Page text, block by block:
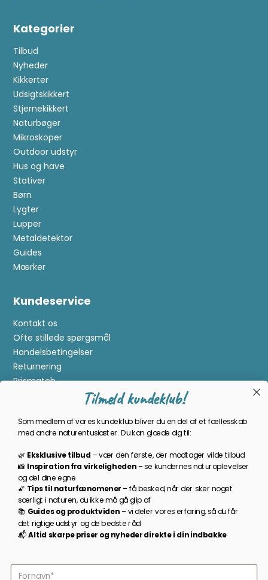
Kategorier
Tilbud
Nyheder
Kikkerter
Udsigtskikkert
Stjernekikkert
Naturbøger
Mikroskoper
Outdoor udstyr
Hus og have
Stativer
Børn
Lygter
Lupper
Metaldetektor
Guides
Mærker
Kundeservice
Kontakt os
Ofte stillede spørgsmål
Handelsbetingelser
Returnering
Prismatch
Om Kikkertland
Bliv en del af kundeklubben
Som medlem bliver du opdateret på nyheder, månedens
prisbasker, spændende kampagner og meget mere!
TILMELD NYHEDSBREV
Tilmeld kundeklub!
Som medlem af vores kundeklub bliver du en del af et fællesskab
med andre naturentusiaster. Du kan glæde dig til:
🌿 Eksklusive tilbud –vær den første, der modtager vilde tilbud
📸 Inspirationfra virkeligheden–se kundernesnaturoplevelser
ogdel dineegne
🌠 Tipstil naturfænomener–fåbesked,nårder sker noget
særligti naturen,duikkemågåglipaf
📚 Guidesog produktviden–videlervoreserfaring,sådufår
detrigtigeudstyr ogdebedsteråd
📬Altid skarpe priser og nyhederdirektei dinindbakke